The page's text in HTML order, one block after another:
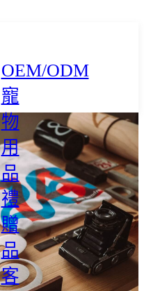
OEM/ODM
寵
物
用
品
禮
贈
品
客